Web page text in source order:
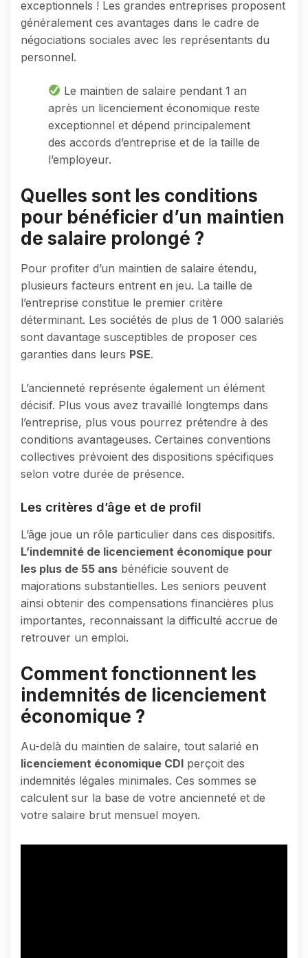
exceptionnels ! Les grandes entreprises proposent
généralement ces avantages dans le cadre de
négociations sociales avec les représentants du
personnel.
Le maintien de salaire pendant 1 an
après un licenciement économique reste
exceptionnel et dépend principalement
des accords d’entreprise et de la taille de
l’employeur.
Quelles sont les conditions
pour bénéficier d’un maintien
de salaire prolongé ?
Pour profiter d’un maintien de salaire étendu,
plusieurs facteurs entrent en jeu. La taille de
l’entreprise constitue le premier critère
déterminant. Les sociétés de plus de 1 000 salariés
sont davantage susceptibles de proposer ces
garanties dans leurs PSE.
L’ancienneté représente également un élément
décisif. Plus vous avez travaillé longtemps dans
l’entreprise, plus vous pourrez prétendre à des
conditions avantageuses. Certaines conventions
collectives prévoient des dispositions spécifiques
selon votre durée de présence.
Les critères d’âge et de profil
L’âge joue un rôle particulier dans ces dispositifs.
L’indemnité de licenciement économique pour
les plus de 55 ans bénéficie souvent de
majorations substantielles. Les seniors peuvent
ainsi obtenir des compensations financières plus
importantes, reconnaissant la difficulté accrue de
retrouver un emploi.
Comment fonctionnent les
indemnités de licenciement
économique ?
Au-delà du maintien de salaire, tout salarié en
licenciement économique CDI perçoit des
indemnités légales minimales. Ces sommes se
calculent sur la base de votre ancienneté et de
votre salaire brut mensuel moyen.